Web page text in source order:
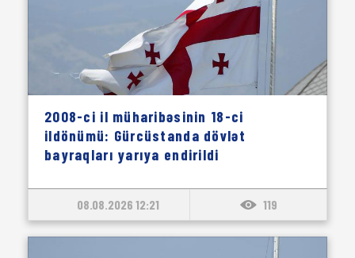
2008-ci il müharibəsinin 18-ci
ildönümü: Gürcüstanda dövlət
bayraqları yarıya endirildi
08.08.2026 12:21 119